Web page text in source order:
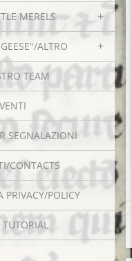
MERELS
ALTRO
TEAM
SEGNALAZIONI
CONTACTS
PRIVACY/POLICY
TUTORIAL